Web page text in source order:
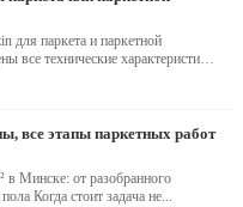
для паркета и паркетной
все технические характеристики
в Минске: от разобранного
Когда стоит задача не...